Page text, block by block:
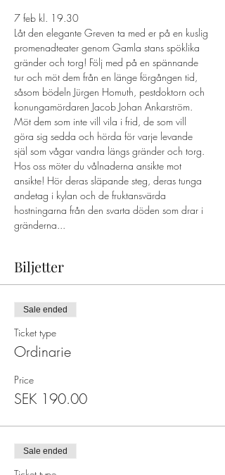
7 feb kl. 19.30
Låt den elegante Greven ta med er på en kuslig
promenadteater genom Gamla stans spöklika
gränder och torg! Följ med på en spännande
tur och möt dem från en länge förgången tid,
såsom bödeln Jürgen Homuth, pestdoktorn och
konungamördaren Jacob Johan Ankarström.
Möt dem som inte vill vila i frid, de som vill
göra sig sedda och hörda för varje levande
själ som vågar vandra längs gränder och torg.
Hos oss möter du vålnaderna ansikte mot
ansikte! Hör deras släpande steg, deras tunga
andetag i kylan och de fruktansvärda
hostningarna från den svarta döden som drar i
gränderna...
Biljetter
Sale ended
Ticket type
Ordinarie
Price
SEK 190.00
Sale ended